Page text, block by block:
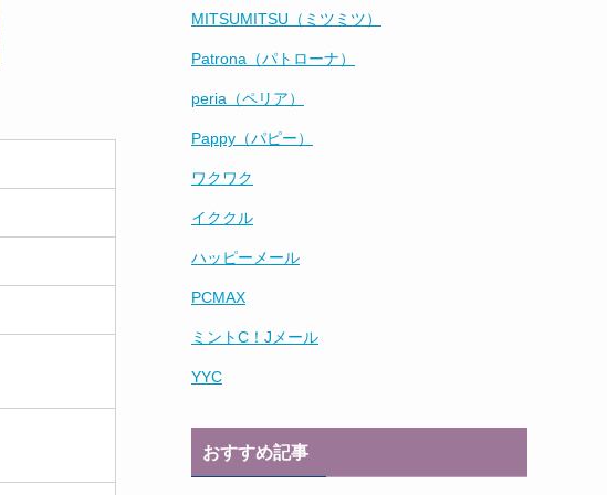
MITSUMITSU（ミツミツ）
Patrona（パトローナ）
peria（ペリア）
Pappy（パピー）
ワクワク
イククル
ハッピーメール
PCMAX
ミントC！Jメール
YYC
おすすめ記事